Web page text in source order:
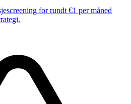
for rundt €1 per måned